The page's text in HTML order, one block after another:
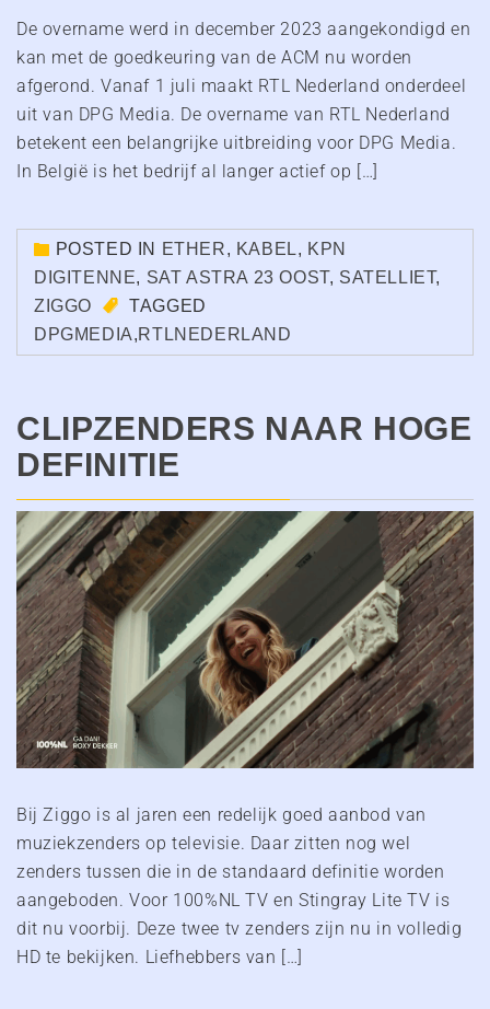
De overname werd in december 2023 aangekondigd en
kan met de goedkeuring van de ACM nu worden
afgerond. Vanaf 1 juli maakt RTL Nederland onderdeel
uit van DPG Media. De overname van RTL Nederland
betekent een belangrijke uitbreiding voor DPG Media.
In België is het bedrijf al langer actief op […]
POSTED IN ETHER, KABEL, KPN
DIGITENNE, SAT ASTRA 23 OOST, SATELLIET,
ZIGGO
TAGGED
DPGMEDIA,RTLNEDERLAND
CLIPZENDERS NAAR HOGE
DEFINITIE
Bij Ziggo is al jaren een redelijk goed aanbod van
muziekzenders op televisie. Daar zitten nog wel
zenders tussen die in de standaard definitie worden
aangeboden. Voor 100%NL TV en Stingray Lite TV is
dit nu voorbij. Deze twee tv zenders zijn nu in volledig
HD te bekijken. Liefhebbers van […]